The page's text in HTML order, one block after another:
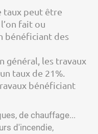
taux peut être
fait ou
bénéficiant des
général, les travaux
taux de 21%.
bénéficiant
de chauffage...
d'incendie,